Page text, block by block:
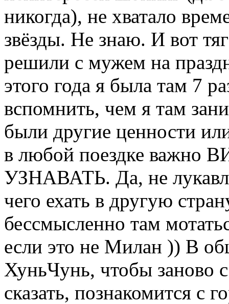
никогда), не хватало
звёзды. Не знаю. И вот
решили с мужем на
этого года я была там 7
вспомнить, чем я там
были другие ценности
в любой поездке
УЗНАВАТЬ. Да, не
чего ехать в другую
бессмысленно там
если это не Милан )) В
ХуньЧунь, чтобы заново
сказать, познакомится с